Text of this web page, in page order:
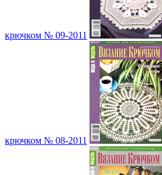
крючком № 09-2011
крючком № 08-2011